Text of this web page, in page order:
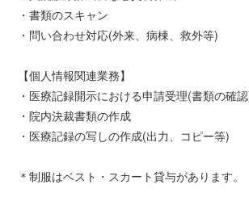
・書類のスキャン
・問い合わせ対応(外来、病棟、救外等)
【個人情報関連業務】
・医療記録開示における申請受理(書類の確
・院内決裁書類の作成
・医療記録の写しの作成(出力、コピー等)
＊制服はベスト・スカート貸与があります。